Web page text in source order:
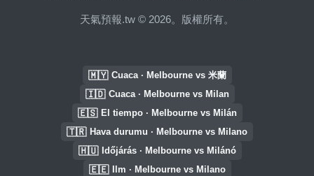
天氣預報.tw © 2026。版權所有。
🇲🇾 Cuaca · Melbourne vs 米蘭
🇮🇩 Cuaca · Melbourne vs Milan
🇪🇸 El tiempo · Melbourne vs Milán
🇹🇷 Hava durumu · Melbourne vs Milano
🇭🇺 Időjárás · Melbourne vs Milánó
🇪🇪 Ilm · Melbourne vs Milano